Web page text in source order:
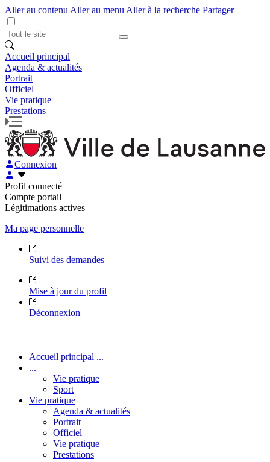
Aller au contenu Aller au menu Aller à la recherche Partager
Accueil principal
Agenda & actualités
Portrait
Officiel
Vie pratique
Prestations
Connexion
Profil connecté
Compte portail
Légitimations actives
Ma page personnelle
Suivi des demandes
Mise à jour du profil
Déconnexion
Accueil principal ...
...
Vie pratique
Sport
Vie pratique
Agenda & actualités
Portrait
Officiel
Vie pratique
Prestations